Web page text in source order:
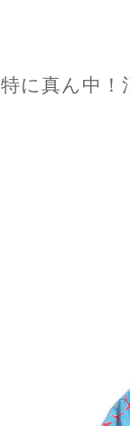
特に真ん中！